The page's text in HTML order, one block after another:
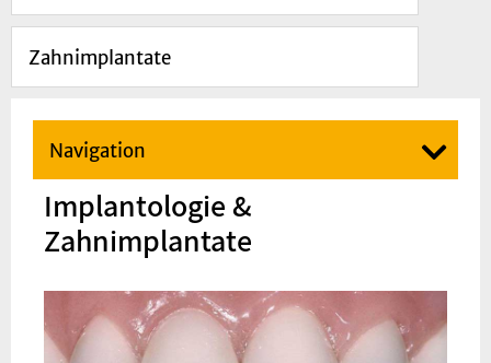
Zahnimplantate
Navigation
Implantologie &
Zahnimplantate